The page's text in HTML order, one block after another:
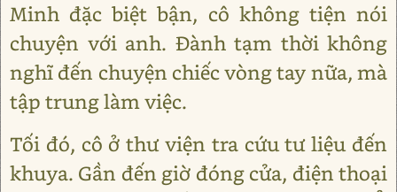
Minh đặc biệt bận, cô không tiện nói
chuyện với anh. Đành tạm thời không
nghĩ đến chuyện chiếc vòng tay nữa, mà
tập trung làm việc.
Tối đó, cô ở thư viện tra cứu tư liệu đến
khuya. Gần đến giờ đóng cửa, điện thoại